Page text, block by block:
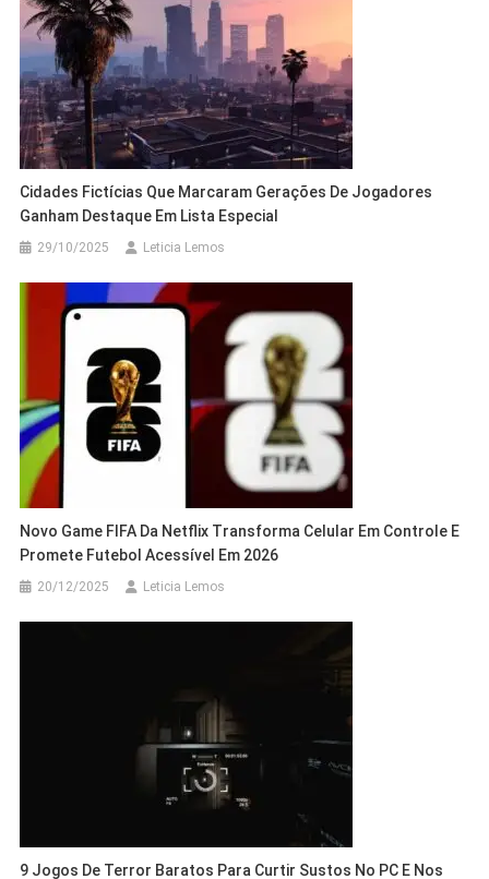
Cidades Fictícias Que Marcaram Gerações De Jogadores
Ganham Destaque Em Lista Especial
29/10/2025 Leticia Lemos
Novo Game FIFA Da Netflix Transforma Celular Em Controle E
Promete Futebol Acessível Em 2026
20/12/2025 Leticia Lemos
9 Jogos De Terror Baratos Para Curtir Sustos No PC E Nos